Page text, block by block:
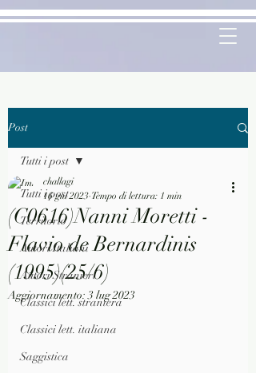
Post
Tutti i post
Territorio
Autori Italiani
Autori Stranieri
Classici lett. straniera
Classici lett. italiana
Saggistica
Tutti i post
(C0616)Nanni Moretti -
Flavio de Bernardinis
(1995)(25/6)
challagi
16 giu 2023 Tempo di lettura: 1 min
Aggiornamento:3 lug 2023